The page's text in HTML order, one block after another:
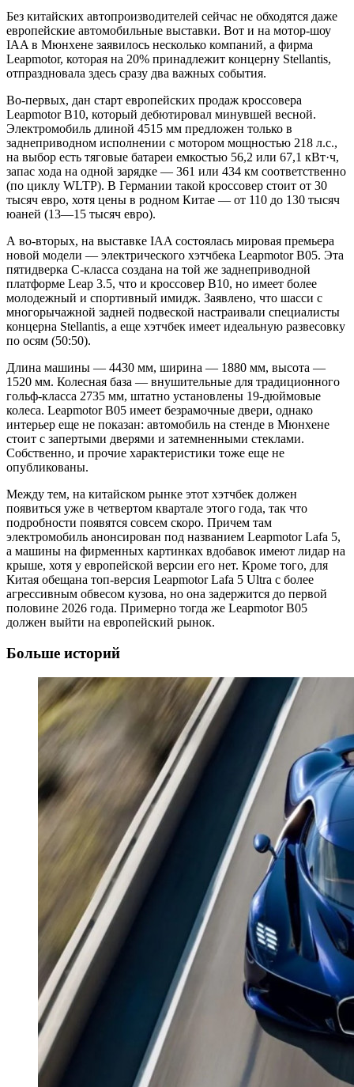
Без китайских автопроизводителей сейчас не обходятся даже
европейские автомобильные выставки. Вот и на мотор-шоу
IAA в Мюнхене заявилось несколько компаний, а фирма
Leapmotor, которая на 20% принадлежит концерну Stellantis,
отпраздновала здесь сразу два важных события.
Во-первых, дан старт европейских продаж кроссовера
Leapmotor B10, который дебютировал минувшей весной.
Электромобиль длиной 4515 мм предложен только в
заднеприводном исполнении с мотором мощностью 218 л.с.,
на выбор есть тяговые батареи емкостью 56,2 или 67,1 кВт·ч,
запас хода на одной зарядке — 361 или 434 км соответственно
(по циклу WLTP). В Германии такой кроссовер стоит от 30
тысяч евро, хотя цены в родном Китае — от 110 до 130 тысяч
юаней (13—15 тысяч евро).
А во-вторых, на выставке IAA состоялась мировая премьера
новой модели — электрического хэтчбека Leapmotor B05. Эта
пятидверка C-класса создана на той же заднеприводной
платформе Leap 3.5, что и кроссовер B10, но имеет более
молодежный и спортивный имидж. Заявлено, что шасси с
многорычажной задней подвеской настраивали специалисты
концерна Stellantis, а еще хэтчбек имеет идеальную развесовку
по осям (50:50).
Длина машины — 4430 мм, ширина — 1880 мм, высота —
1520 мм. Колесная база — внушительные для традиционного
гольф-класса 2735 мм, штатно установлены 19-дюймовые
колеса. Leapmotor B05 имеет безрамочные двери, однако
интерьер еще не показан: автомобиль на стенде в Мюнхене
стоит с запертыми дверями и затемненными стеклами.
Собственно, и прочие характеристики тоже еще не
опубликованы.
Между тем, на китайском рынке этот хэтчбек должен
появиться уже в четвертом квартале этого года, так что
подробности появятся совсем скоро. Причем там
электромобиль анонсирован под названием Leapmotor Lafa 5,
а машины на фирменных картинках вдобавок имеют лидар на
крыше, хотя у европейской версии его нет. Кроме того, для
Китая обещана топ-версия Leapmotor Lafa 5 Ultra с более
агрессивным обвесом кузова, но она задержится до первой
половине 2026 года. Примерно тогда же Leapmotor B05
должен выйти на европейский рынок.
Больше историй